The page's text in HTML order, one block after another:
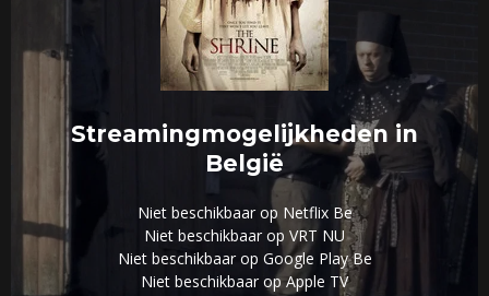
Streamingmogelijkheden in
België
Niet beschikbaar op Netflix Be
Niet beschikbaar op VRT NU
Niet beschikbaar op Google Play Be
Niet beschikbaar op Apple TV